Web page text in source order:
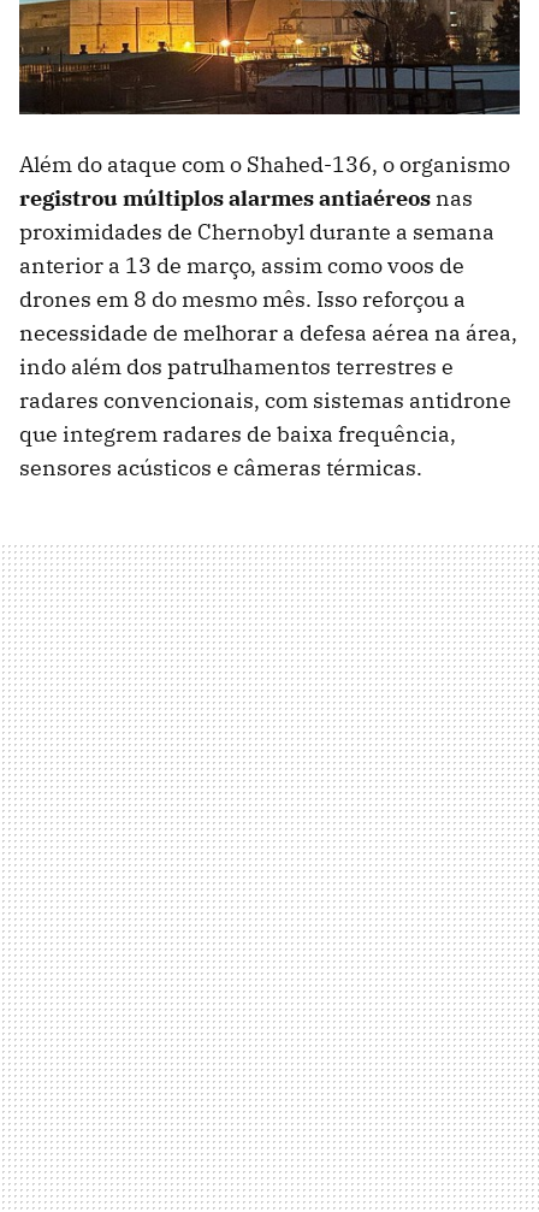
Além do ataque com o Shahed-136, o organismo
registrou múltiplos alarmes antiaéreos nas
proximidades de Chernobyl durante a semana
anterior a 13 de março, assim como voos de
drones em 8 do mesmo mês. Isso reforçou a
necessidade de melhorar a defesa aérea na área,
indo além dos patrulhamentos terrestres e
radares convencionais, com sistemas antidrone
que integrem radares de baixa frequência,
sensores acústicos e câmeras térmicas.